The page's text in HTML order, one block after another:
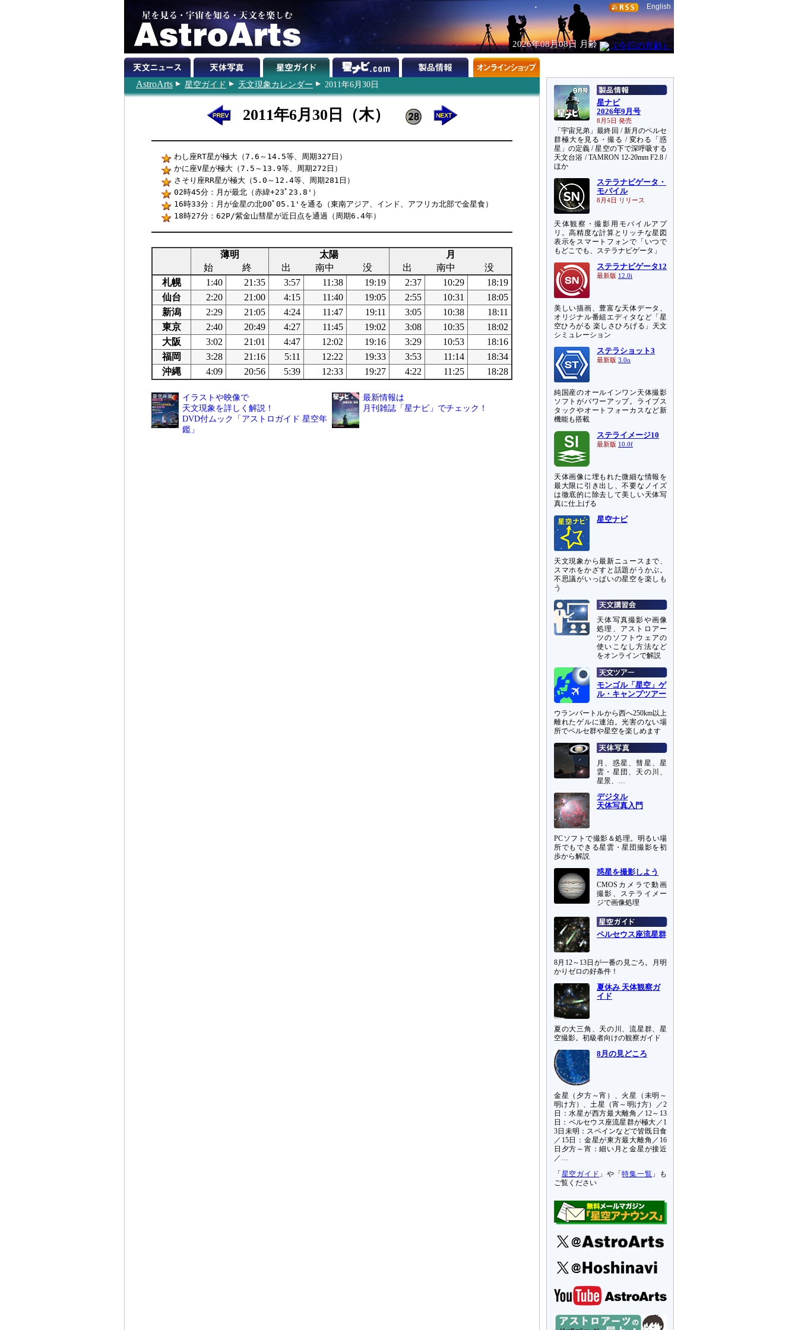
English
2026年08月08日 月齢
AstroArts 星空ガイド 天文現象カレンダー 2011年6月30日
2011年6月30日（木）
わし座RT星が極大（7.6～14.5等、周期327日）
かに座V星が極大（7.5～13.9等、周期272日）
さそり座RR星が極大（5.0～12.4等、周期281日）
02時45分：月が最北（赤緯+23ﾟ23.8'）
16時33分：月が金星の北00ﾟ05.1'を通る（東南アジア、インド、アフリカ北部で金星食）
18時27分：62P/紫金山彗星が近日点を通過（周期6.4年）
薄明 太陽
月
始
終 出 南中 没 出 南中
没
札幌
1:40 21:35 3:57 11:38 19:19 2:37 10:29
18:19
仙台
2:20 21:00 4:15 11:40 19:05 2:55 10:31
18:05
新潟
2:29 21:05 4:24 11:47 19:11 3:05 10:38
18:11
東京
2:40 20:49 4:27 11:45 19:02 3:08 10:35
18:02
大阪
3:02 21:01 4:47 12:02 19:16 3:29 10:53
18:16
福岡
3:28 21:16 5:11 12:22 19:33 3:53 11:14
18:34
沖縄
4:09 20:56 5:39 12:33 19:27 4:22 11:25 18:28
イラストや映像で
天文現象を詳しく解説！
DVD付ムック「アストロガイド 星空年
鑑」
最新情報は
月刊雑誌「星ナビ」でチェック！
星ナビ
2026年9月号
8月5日 発売
「宇宙兄弟」最終回 / 新月のペルセ
群極大を見る・撮る / 変わる「惑
星」の定義 / 星空の下で深呼吸する
天文台浴 / TAMRON 12-20mm F2.8 /
ほか
ステラナビゲータ・
モバイル
8月4日 リリース
天体観察・撮影用モバイルアプ
リ。高精度な計算とリッチな星図
表示をスマートフォンで「いつで
もどこでも、ステラナビゲータ」
ステラナビゲータ12
最新版 12.0i
美しい描画、豊富な天体データ、
オリジナル番組エディタなど「星
空ひろがる 楽しさひろげる」天文
シミュレーション
ステラショット3
最新版 3.0o
純国産のオールインワン天体撮影
ソフトがパワーアップ。ライブス
タックやオートフォーカスなど新
機能も搭載
ステライメージ10
最新版 10.0f
天体画像に埋もれた微細な情報を
最大限に引き出し、不要なノイズ
は徹底的に除去して美しい天体写
真に仕上げる
星空ナビ
天文現象から最新ニュースまで、
スマホをかざすと話題がうかぶ。
不思議がいっぱいの星空を楽しも
う
天体写真撮影や画像
処理、アストロアー
ツのソフトウェアの
使いこなし方法など
をオンラインで解説
モンゴル「星空」ゲ
ル・キャンプツアー
ウランバートルから西へ250km以上
離れたゲルに連泊。光害のない場
所でペルセ群や星空を楽しめます
月、惑星、彗星、星
雲・星団、天の川、
星景、…
デジタル
天体写真入門
PCソフトで撮影＆処理。明るい場
所でもできる星雲・星団撮影を初
歩から解説
惑星を撮影しよう
CMOSカメラで動画
撮影、ステライメー
ジで画像処理
ペルセウス座流星群
8月12～13日が一番の見ごろ。月明
かりゼロの好条件！
夏休み 天体観察ガ
イド
夏の大三角、天の川、流星群、星
空撮影。初級者向けの観察ガイド
8月の見どころ
金星（夕方～宵）、火星（未明～
明け方）、土星（宵～明け方）／2
日：水星が西方最大離角／12～13
日：ペルセウス座流星群が極大／1
3日未明：スペインなどで皆既日食
／15日：金星が東方最大離角／16
日夕方～宵：細い月と金星が接近
／…
「 星空ガイド 」や「特集一覧 」も
ご覧ください